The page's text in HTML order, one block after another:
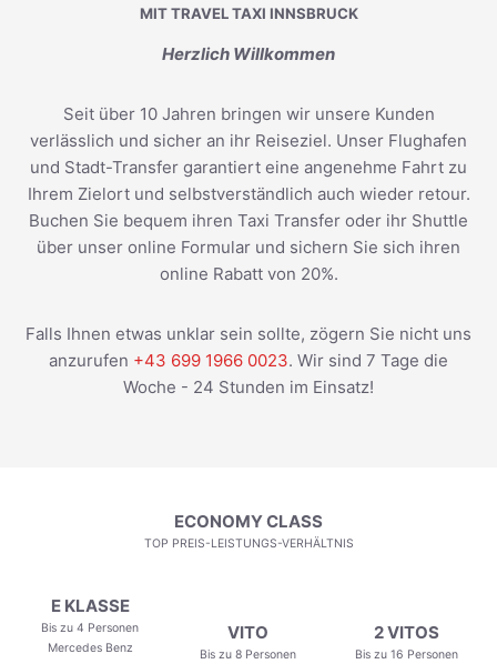
MIT TRAVEL TAXI INNSBRUCK
Herzlich Willkommen
Seit über 10 Jahren bringen wir unsere Kunden
verlässlich und sicher an ihr Reiseziel. Unser Flughafen
und Stadt-Transfer garantiert eine angenehme Fahrt zu
Ihrem Zielort und selbstverständlich auch wieder retour.
Buchen Sie bequem ihren Taxi Transfer oder ihr Shuttle
über unser online Formular und sichern Sie sich ihren
online Rabatt von 20%.
Falls Ihnen etwas unklar sein sollte, zögern Sie nicht uns
anzurufen +43 699 1966 0023. Wir sind 7 Tage die
Woche - 24 Stunden im Einsatz!
ECONOMY CLASS
TOP PREIS-LEISTUNGS-VERHÄLTNIS
E KLASSE
Bis zu 4 Personen
Mercedes Benz
VITO
Bis zu 8 Personen
2 VITOS
Bis zu 16 Personen